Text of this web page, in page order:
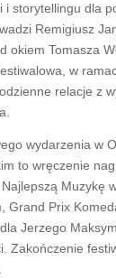
i storytellingu dla
Remigiusz
okiem Tomasza
w
relacje z
wydarzenia w
to wręczenie
Muzykę
Grand Prix
Jerzego
Zakończenie